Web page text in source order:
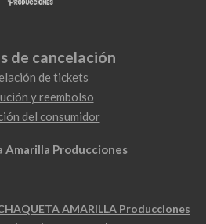
de cancelación
de tickets
y reembolso
del consumidor
Amarilla Producciones
AMARILLA Producciones